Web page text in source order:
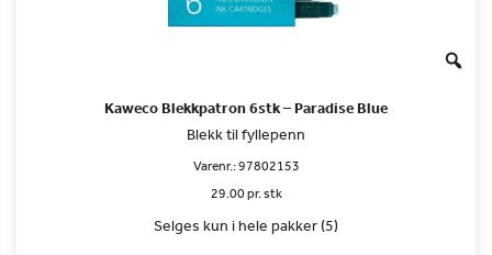
Kaweco Blekkpatron 6stk – Paradise Blue
Blekk til fyllepenn
Varenr.:97802153
29.00 pr. stk
Selges kun i hele pakker (5)